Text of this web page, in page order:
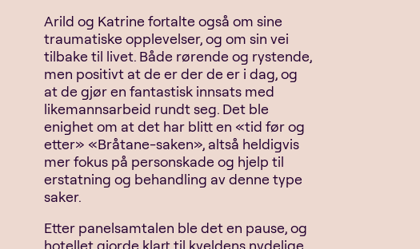
Arild og Katrine fortalte også om sine
traumatiske opplevelser, og om sin vei
tilbake til livet. Både rørende og rystende,
men positivt at de er der de er i dag, og
at de gjør en fantastisk innsats med
likemannsarbeid rundt seg. Det ble
enighet om at det har blitt en «tid før og
etter» «Bråtane-saken», altså heldigvis
mer fokus på personskade og hjelp til
erstatning og behandling av denne type
saker.
Etter panelsamtalen ble det en pause, og